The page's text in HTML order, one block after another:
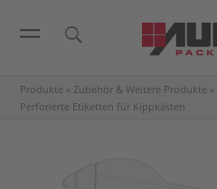
Produkte » Zubehör & Weitere Produkte »
Perforierte Etiketten für Kippkästen